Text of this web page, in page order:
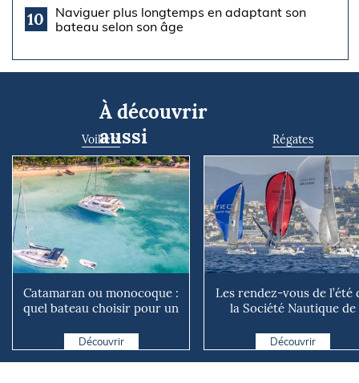
10
Naviguer plus longtemps en adaptant son
bateau selon son âge
À découvrir
aussi
Voiliers
Catamaran ou monocoque :
quel bateau choisir pour un
Découvrir
Régates
Les rendez-vous de l’été
la Société Nautique de
Découvrir